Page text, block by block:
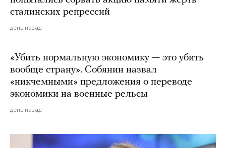
сталинских репрессий
день назад
«Убить нормальную экономику — это убить
вообще страну». Собянин назвал
«никчемными» предложения о переводе
экономики на военные рельсы
день назад